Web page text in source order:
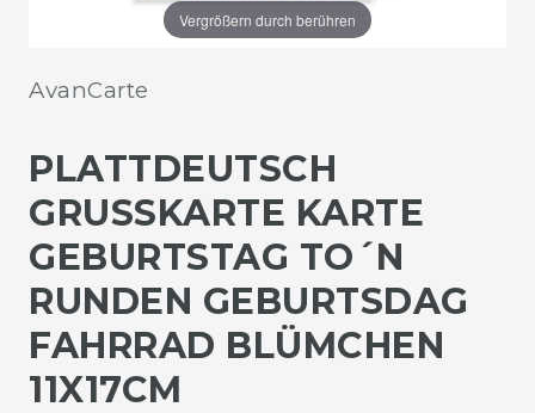
Vergrößern durch berühren
AvanCarte
PLATTDEUTSCH
GRUSSKARTE KARTE G
EBURTSTAG TO´N R
UNDEN GEBURTSDAG F
AHRRAD BLÜMCHEN 1
1X17CM